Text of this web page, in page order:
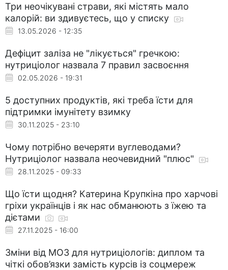
Три неочікувані страви, які містять мало
калорій: ви здивуєтесь, що у списку
13.05.2026 - 12:35
Дефіцит заліза не "лікується" гречкою:
нутриціолог назвала 7 правил засвоєння
02.05.2026 - 19:31
5 доступних продуктів, які треба їсти для
підтримки імунітету взимку
30.11.2025 - 23:10
Чому потрібно вечеряти вуглеводами?
Нутриціолог назвала неочевидний "плюс"
28.11.2025 - 09:33
Що їсти щодня? Катерина Крупкіна про харчові
гріхи українців і як нас обманюють з їжею та
дієтами
27.11.2025 - 16:00
Зміни від МОЗ для нутриціологів: диплом та
чіткі обов’язки замість курсів із соцмереж